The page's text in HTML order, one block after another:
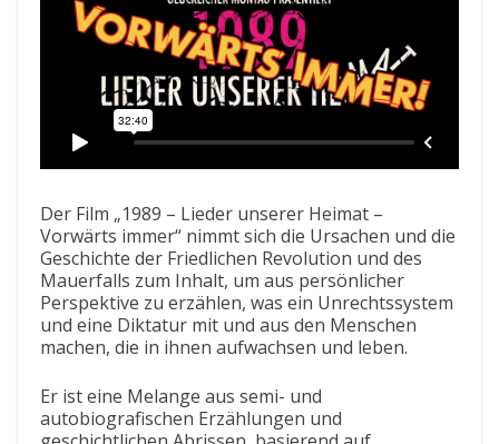
Der Film „1989 – Lieder unserer Heimat –
Vorwärts immer“ nimmt sich die Ursachen und die
Geschichte der Friedlichen Revolution und des
Mauerfalls zum Inhalt, um aus persönlicher
Perspektive zu erzählen, was ein Unrechtssystem
und eine Diktatur mit und aus den Menschen
machen, die in ihnen aufwachsen und leben.
Er ist eine Melange aus semi- und
autobiografischen Erzählungen und